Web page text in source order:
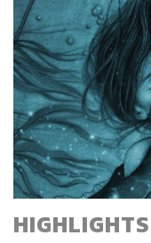
HIGHLIGHTS